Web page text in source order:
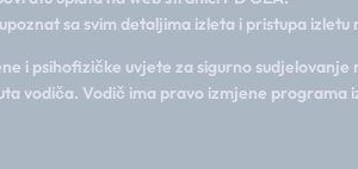
sa svim detaljima izleta i pristupa
i psihofizičke uvjete za sigurno sudjelovanje
vodiča. Vodič ima pravo izmjene